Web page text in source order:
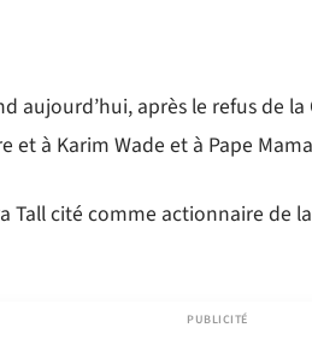
aujourd’hui, après le refus de
et à Karim Wade et à Pape
Tall cité comme actionnaire de